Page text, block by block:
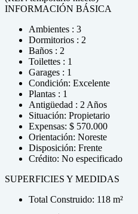
INFORMACIÓN BÁSICA
Ambientes : 3
Dormitorios : 2
Baños : 2
Toilettes : 1
Garages : 1
Condición: Excelente
Plantas : 1
Antigüedad : 2 Años
Situación: Propietario
Expensas: $ 570.000
Orientación: Noreste
Disposición: Frente
Crédito: No especificado
SUPERFICIES Y MEDIDAS
Total Construido: 118 m²